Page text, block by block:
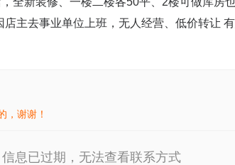
主去事业单位上班，无人经营、低价转让
，谢谢！
信息已过期，无法查看联系方式